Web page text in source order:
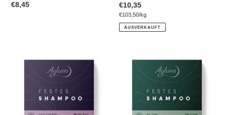
Normaler
€8,45
Normaler
Preis
€10,35
Einzelpreis
€103,50/pro
kg
AUSVERKAUFT
Shampoo
Duftstoffe
sensibler
Shampoo